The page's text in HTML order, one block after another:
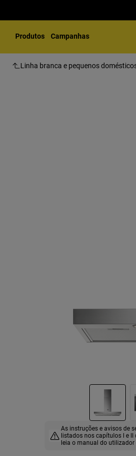
Produtos Campanhas
Linha branca e pequenos
As instruções e avisos de
listados nos capítulos I e
leia o manual do utilizador